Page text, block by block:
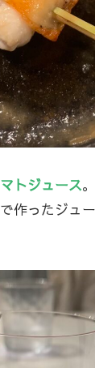
トジュース
作ったジュ